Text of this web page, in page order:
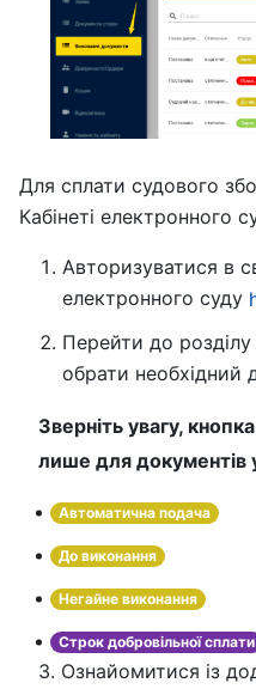
Для сплати судового
Кабінеті електронного
Авторизуватися в
електронного суду
Перейти до
обрати необхідний
Зверніть увагу,
лише для документів
Автоматична подача
До виконання
Негайне виконання
Строк добровільної сплати
3. Ознайомитися із